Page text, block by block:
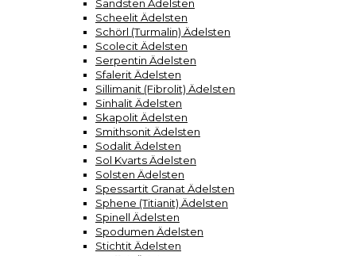
Sandsten Ädelsten
Scheelit Ädelsten
Schörl (Turmalin) Ädelsten
Scolecit Ädelsten
Serpentin Ädelsten
Sfalerit Ädelsten
Sillimanit (Fibrolit) Ädelsten
Sinhalit Ädelsten
Skapolit Ädelsten
Smithsonit Ädelsten
Sodalit Ädelsten
Sol Kvarts Ädelsten
Solsten Ädelsten
Spessartit Granat Ädelsten
Sphene (Titianit) Ädelsten
Spinell Ädelsten
Spodumen Ädelsten
Stichtit Ädelsten